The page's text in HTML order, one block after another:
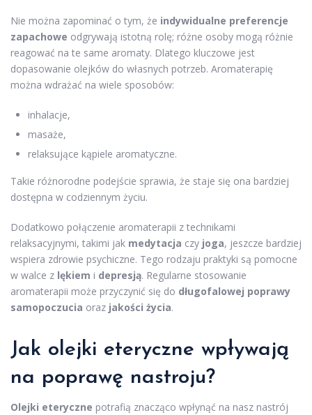
Nie można zapominać o tym, że indywidualne preferencje
zapachowe odgrywają istotną rolę; różne osoby mogą różnie
reagować na te same aromaty. Dlatego kluczowe jest
dopasowanie olejków do własnych potrzeb. Aromaterapię
można wdrażać na wiele sposobów:
inhalacje,
masaże,
relaksujące kąpiele aromatyczne.
Takie różnorodne podejście sprawia, że staje się ona bardziej
dostępna w codziennym życiu.
Dodatkowo połączenie aromaterapii z technikami
relaksacyjnymi, takimi jak medytacja czy joga, jeszcze bardziej
wspiera zdrowie psychiczne. Tego rodzaju praktyki są pomocne
w walce z lękiem i depresją. Regularne stosowanie
aromaterapii może przyczynić się do długofalowej poprawy
samopoczucia oraz jakości życia.
Jak olejki eteryczne wpływają
na poprawę nastroju?
Olejki eteryczne potrafią znacząco wpłynąć na nasz nastrój